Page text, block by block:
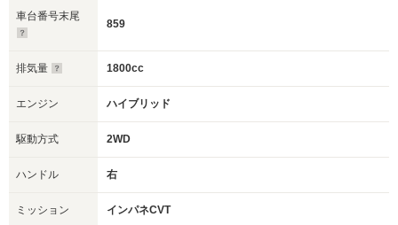
車台番号末尾
859
排気量 1800cc
エンジン ハイブリッド
駆動方式 2WD
ハンドル 右
ミッション インパネCVT